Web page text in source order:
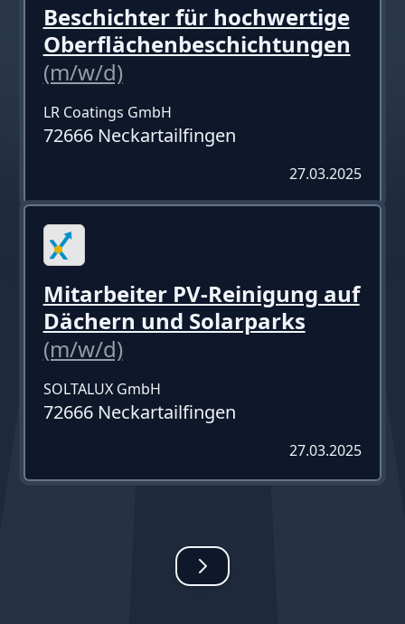
Beschichter für hochwertige
Oberflächenbeschichtungen
(m/w/d)
LR Coatings GmbH
72666 Neckartailfingen
27.03.2025
Mitarbeiter PV-Reinigung auf
Dächern und Solarparks
(m/w/d)
SOLTALUX GmbH
72666 Neckartailfingen
27.03.2025